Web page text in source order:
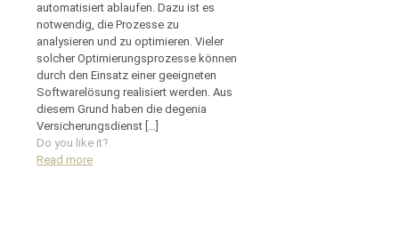
automatisiert ablaufen. Dazu ist es
notwendig, die Prozesse zu
analysieren und zu optimieren. Vieler
solcher Optimierungsprozesse können
durch den Einsatz einer geeigneten
Softwarelösung realisiert werden. Aus
diesem Grund haben die degenia
Versicherungsdienst […]
Do you like it?
Read more